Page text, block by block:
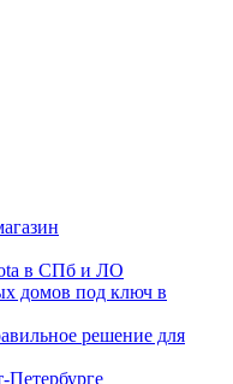
в СПб и ЛО
домов под ключ в
решение для
Петербурге